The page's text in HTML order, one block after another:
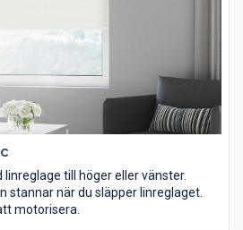
linreglage till höger eller vänster.
stannar när du släpper linreglaget.
motorisera.